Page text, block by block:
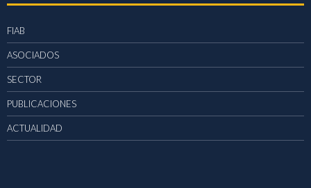
FIAB
ASOCIADOS
SECTOR
PUBLICACIONES
ACTUALIDAD